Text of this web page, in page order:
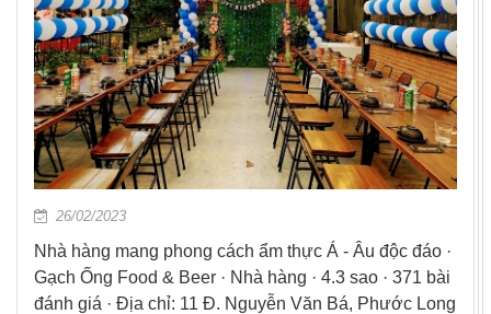
26/02/2023
Nhà hàng mang phong cách ẩm thực Á - Âu độc đáo ·
Gạch Ống Food & Beer · Nhà hàng · 4.3 sao · 371 bài
đánh giá · Địa chỉ: 11 Đ. Nguyễn Văn Bá, Phước Long